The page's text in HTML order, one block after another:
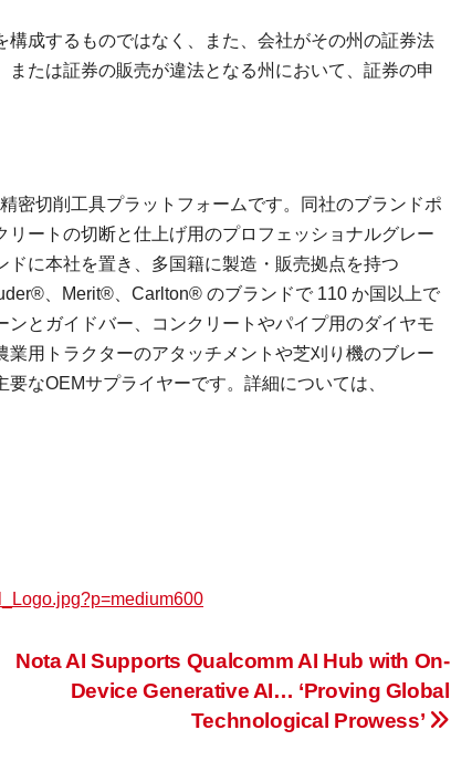
成するものではなく、また、会社がその州の証券法
たは証券の販売が違法となる州において、証券の申
密切削工具プラットフォームです。同社のブランドポ
ートの切断と仕上げ用のプロフェッショナルグレー
に本社を置き、多国籍に製造・販売拠点を持つ
、Merit®、Carlton® のブランドで 110 か国以上で
とガイドバー、コンクリートやパイプ用のダイヤモ
用トラクターのアタッチメントや芝刈り機のブレー
なOEMサプライヤーです。詳細については、
Nota AI Supports Qualcomm AI Hub with On-
Device Generative AI… ‘Proving Global
Technological Prowess’